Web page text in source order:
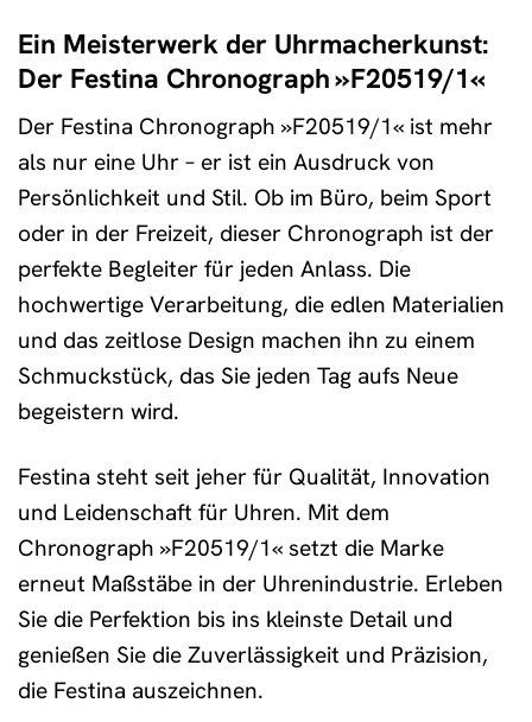
Ein Meisterwerk der Uhrmacherkunst:
Der Festina Chronograph »F20519/1«
Der Festina Chronograph »F20519/1« ist mehr
als nur eine Uhr – er ist ein Ausdruck von
Persönlichkeit und Stil. Ob im Büro, beim Sport
oder in der Freizeit, dieser Chronograph ist der
perfekte Begleiter für jeden Anlass. Die
hochwertige Verarbeitung, die edlen Materialien
und das zeitlose Design machen ihn zu einem
Schmuckstück, das Sie jeden Tag aufs Neue
begeistern wird.
Festina steht seit jeher für Qualität, Innovation
und Leidenschaft für Uhren. Mit dem
Chronograph »F20519/1« setzt die Marke
erneut Maßstäbe in der Uhrenindustrie. Erleben
Sie die Perfektion bis ins kleinste Detail und
genießen Sie die Zuverlässigkeit und Präzision,
die Festina auszeichnen.